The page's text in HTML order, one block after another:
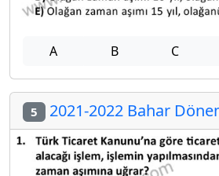
A B C
5 2021-2022 Bahar